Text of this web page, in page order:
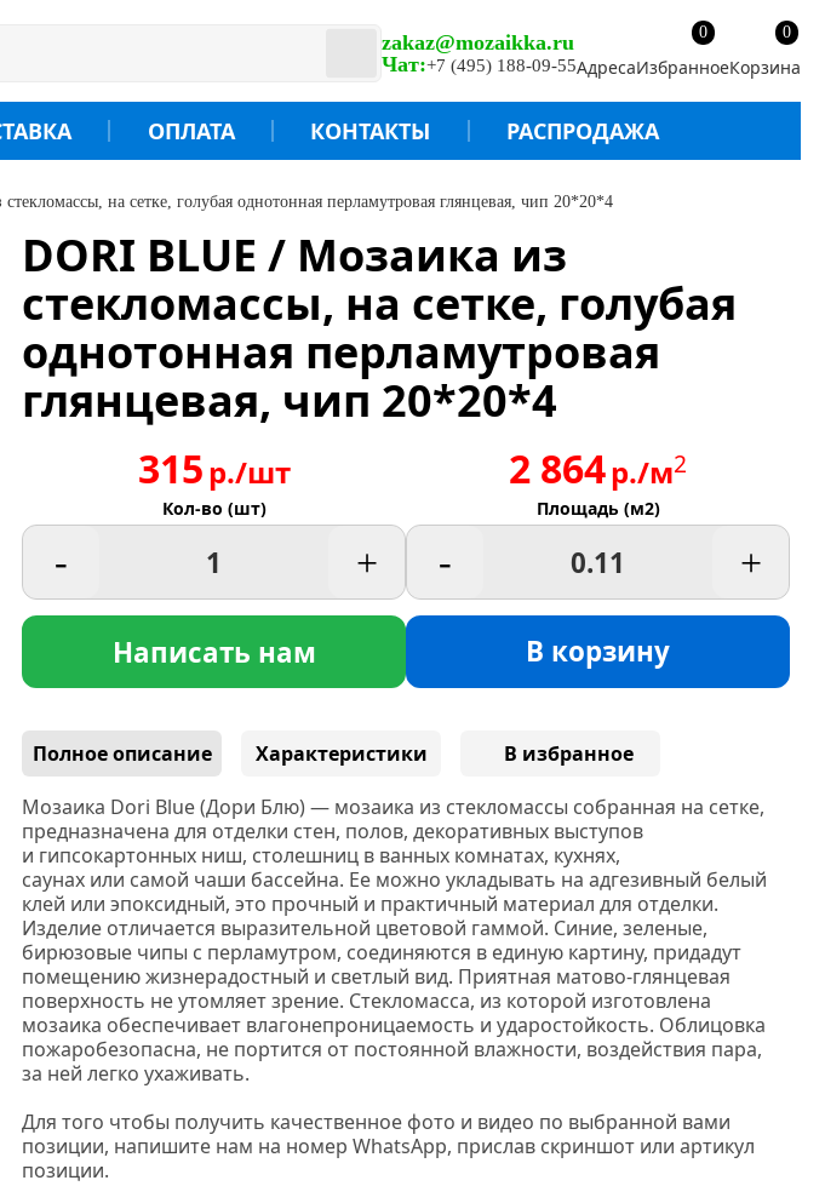
zakaz@mozaikka.ru
Чат:+7 (495) 188-09-55Адреса
0
ИзбранноеКорзина
0
ОПЛАТА КОНТАКТЫ РАСПРОДАЖА
на сетке, голубая однотонная перламутровая глянцевая, чип 20*20*4
DORI BLUE / Мозаика из
стекломассы, на сетке, голубая
однотонная перламутровая
глянцевая, чип 20*20*4
315р./шт
Кол-во (шт)
- +
Написать нам
2 864р./м2
Площадь (м2)
- +
В корзину
Полное описание Характеристики
В избранное
Мозаика Dori Blue(Дори Блю) — мозаика из стекломассы собранная на сетке,
предназначена для отделки стен, полов, декоративных выступов
и гипсокартонных ниш, столешниц в ванных комнатах, кухнях,
саунах или самой чаши бассейна. Ее можно укладывать на адгезивный белый
клей или эпоксидный, это прочный и практичный материал для отделки.
Изделие отличается выразительной цветовой гаммой. Синие, зеленые,
бирюзовые чипы с перламутром, соединяются в единую картину, придадут
помещению жизнерадостный и светлый вид. Приятная матово-глянцевая
поверхность не утомляет зрение. Стекломасса, из которой изготовлена
мозаика обеспечивает влагонепроницаемость и ударостойкость. Облицовка
пожаробезопасна, не портится от постоянной влажности, воздействия пара,
за ней легко ухаживать.
Для того чтобы получить качественное фото и видео по выбранной вами
позиции, напишите нам на номер WhatsApp, прислав скриншот или артикул
позиции.